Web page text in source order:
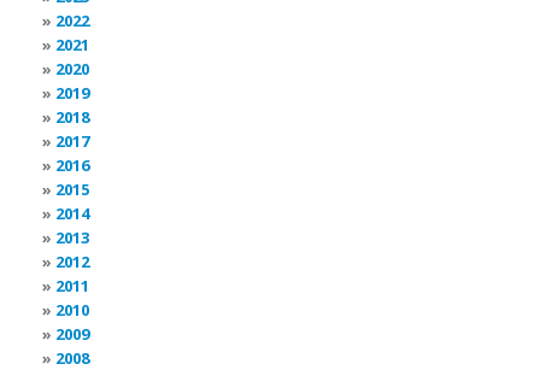
2022
2021
2020
2019
2018
2017
2016
2015
2014
2013
2012
2011
2010
2009
2008